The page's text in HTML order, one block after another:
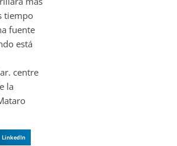
tiempo
fuente
está
centre
la
LinkedIn